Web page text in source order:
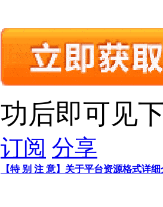
功后即可见
订阅 分享
【特 别 注 意】关于平台资源格式详